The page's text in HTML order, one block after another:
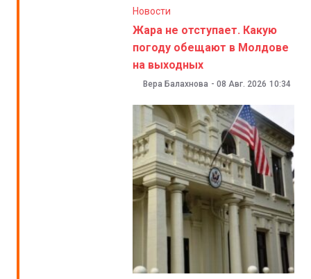
Новости
Жара не отступает. Какую
погоду обещают в Молдове
на выходных
Вера Балахнова - 08 Авг. 2026 10:34